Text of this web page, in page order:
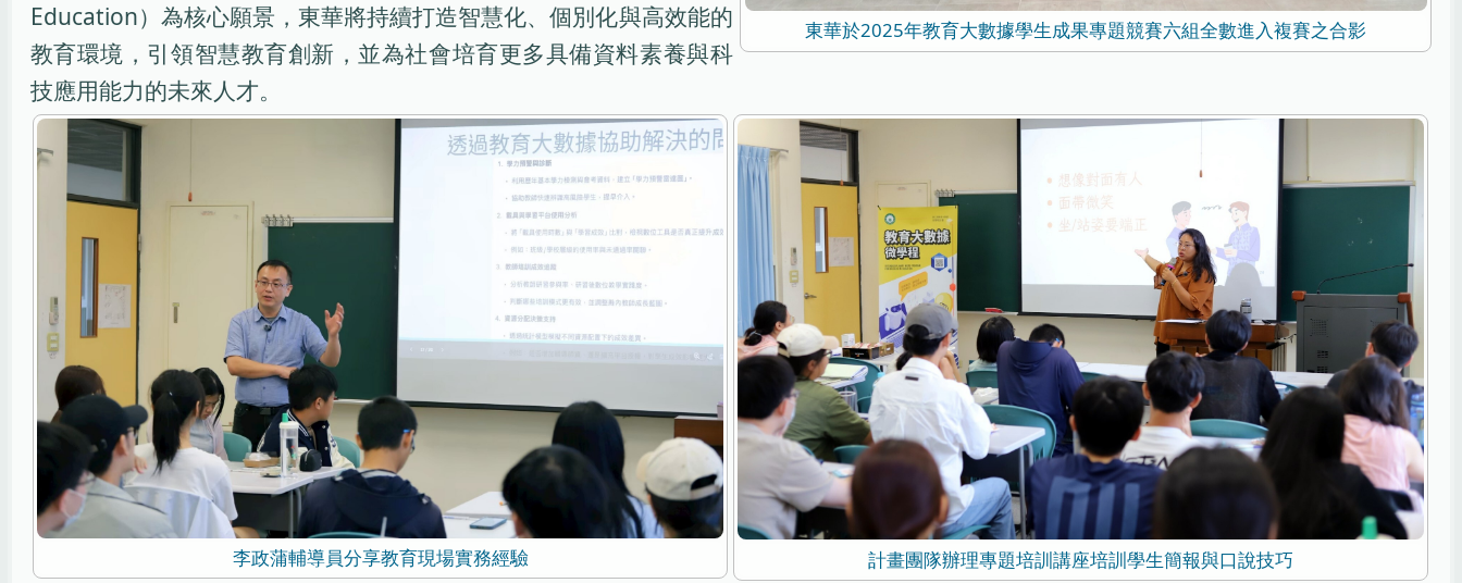
東華於2025年教育大數據學生成果專題競賽六組全數進入複賽之合影
Education）為核心願景，東華將持續打造智慧化、個別化與高效能的
教育環境，引領智慧教育創新，並為社會培育更多具備資料素養與科
技應用能力的未來人才。
李政蒲輔導員分享教育現場實務經驗 計畫團隊辦理專題培訓講座培訓學生簡報與口說技巧